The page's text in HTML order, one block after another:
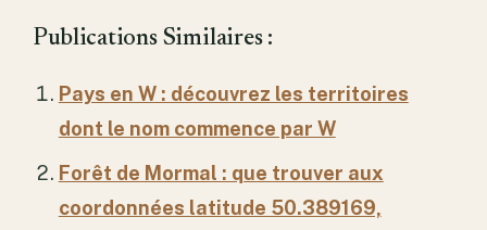
Publications Similaires :
Pays en W : découvrez les territoires
dont le nom commence par W
Forêt de Mormal : que trouver aux
coordonnées latitude 50.389169,